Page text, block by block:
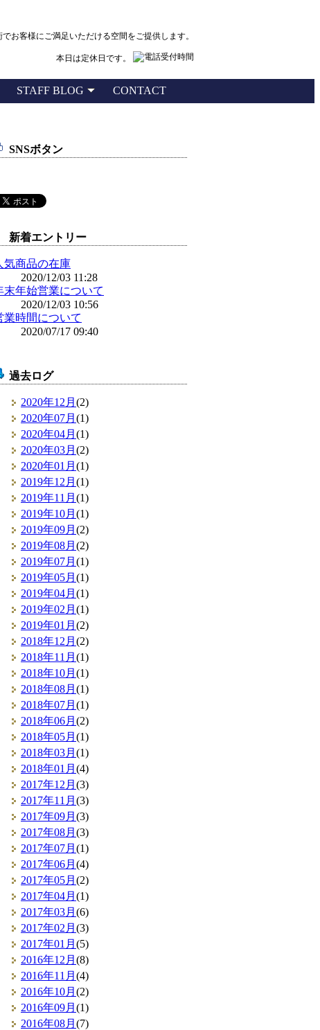
お客様にご満足いただける空間をご提供します。
本日は定休日です。
STAFF BLOG
CONTACT
SNSボタン
新着エントリー
気商品の在庫
2020/12/03 11:28
末年始営業について
2020/12/03 10:56
業時間について
2020/07/17 09:40
過去ログ
2020年12月 (2)
2020年07月 (1)
2020年04月 (1)
2020年03月 (2)
2020年01月 (1)
2019年12月 (1)
2019年11月 (1)
2019年10月 (1)
2019年09月 (2)
2019年08月 (2)
2019年07月 (1)
2019年05月 (1)
2019年04月 (1)
2019年02月 (1)
2019年01月 (2)
2018年12月 (2)
2018年11月 (1)
2018年10月 (1)
2018年08月 (1)
2018年07月 (1)
2018年06月 (2)
2018年05月 (1)
2018年03月 (1)
2018年01月 (4)
2017年12月 (3)
2017年11月 (3)
2017年09月 (3)
2017年08月 (3)
2017年07月 (1)
2017年06月 (4)
2017年05月 (2)
2017年04月 (1)
2017年03月 (6)
2017年02月 (3)
2017年01月 (5)
2016年12月 (8)
2016年11月 (4)
2016年10月 (2)
2016年09月 (1)
2016年08月 (7)